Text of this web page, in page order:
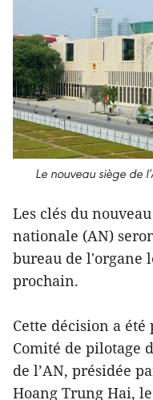
Le nouveau siège de
Les clés du
nationale (AN)
bureau de l'organe
prochain.
Cette décision a
Comité de pilotage
de l’AN, présidée
Hoang Trung Hai,